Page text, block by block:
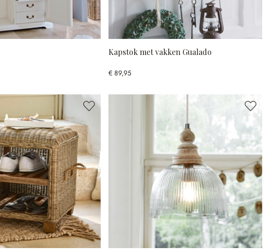
Kapstok met vakken Gualado
€ 89,95